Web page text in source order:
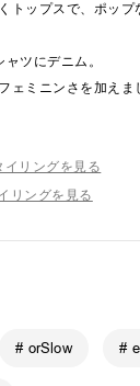
トップスで、ポップ
ツにデニム。
ェミニンさを加えま
イリングを見る
リングを見る
# orSlow #